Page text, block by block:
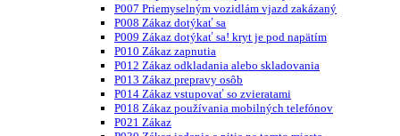
P007 Priemyselným vozidlám vjazd zakázaný
P008 Zákaz dotýkať sa
P009 Zákaz dotýkať sa! kryt je pod napätím
P010 Zákaz zapnutia
P012 Zákaz odkladania alebo skladovania
P013 Zákaz prepravy osôb
P014 Zákaz vstupovať so zvieratami
P018 Zákaz používania mobilných telefónov
P021 Zákaz